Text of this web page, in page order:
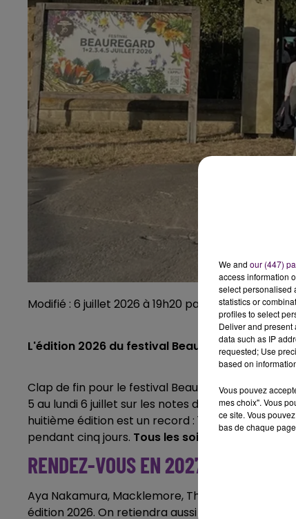
Modifié : 6 juillet 2026 à 19h20 par Alizée
L'édition 2026 du festival Beauregard a attiré
Clap de fin pour le festival Beauregard à
5 au lundi 6 juillet sur les notes du DJ Armin van
huitième édition est un record : 160 000
pendant cinq jours. Tous les soirs affichaient
RENDEZ-VOUS EN 2027
Aya Nakamura, Macklemore, Theodora,
édition 2026. On retiendra aussi
We and our (447)
access information
select personalised
statistics or
profiles to select
Deliver and present
data such as IP
requested; Use
based on
Vous pouvez
mes choix". Vous
ce site. Vous
bas de chaque